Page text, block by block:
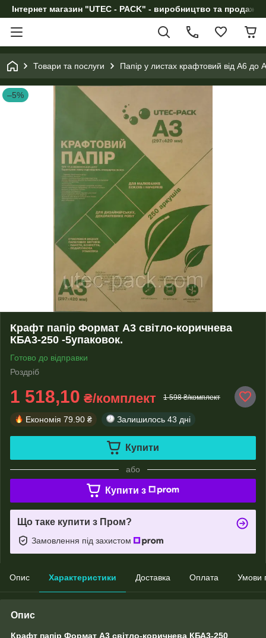
Інтернет магазин "UTEC - PACK" - виробництво та продаж
Товари та послуги Папір у листах крафтовий від А6 до
–5%
Крафт папір Формат А3 світло-коричнева
КБА3-250 -5упаковок.
Готово до відправки
Роздріб
1 518,10 ₴/комплект 1 598 ₴/комплект
Економія 79.90 ₴ Залишилось 43 дні
Купити
або
Купити з
Що таке купити з Пром?
Замовлення під захистом
Опис Характеристики Доставка Оплата Умови
Опис
Крафт папір Формат А3 світло-коричнева КБА3-250